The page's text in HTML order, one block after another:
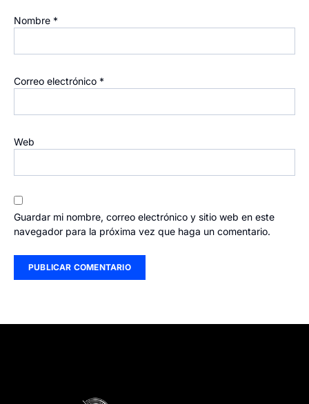
Nombre *
Correo electrónico *
Web
Guardar mi nombre, correo electrónico y sitio web en este
navegador para la próxima vez que haga un comentario.